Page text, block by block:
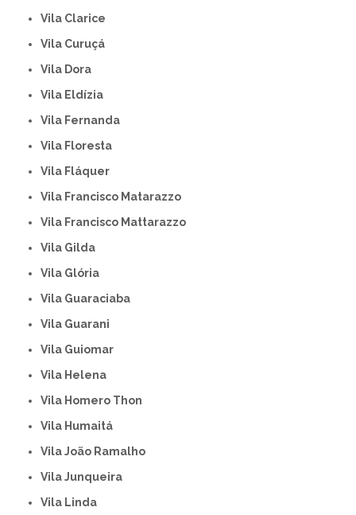
Vila Clarice
Vila Curuçá
Vila Dora
Vila Eldízia
Vila Fernanda
Vila Floresta
Vila Fláquer
Vila Francisco Matarazzo
Vila Francisco Mattarazzo
Vila Gilda
Vila Glória
Vila Guaraciaba
Vila Guarani
Vila Guiomar
Vila Helena
Vila Homero Thon
Vila Humaitá
Vila João Ramalho
Vila Junqueira
Vila Linda